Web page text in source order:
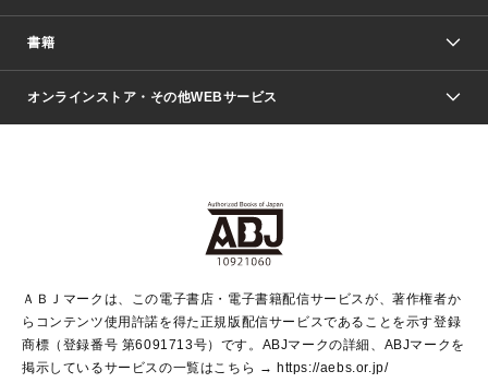
Vジャンプ
ジャンプルーキー！
ジャンプTOON
S-MANGA
週刊ヤングジャンプ
ウルトラジャンプ
少女マンガ
リマコミ＋
マンガMeets
月刊オフィスユー
Seventeen
LEE
Marisol
芸能・情報・スポーツ
パラスポ＋！
書籍
文芸・文庫・総合
青春と読書
アジア人物史
集英社新書
集英社新書プラス
よみタイ
ライトノベル・ノベライズ
集英社Webマガジン Cobalt
集英社オレンジ文庫
シフォン文庫
集英社みらい文庫
S-KIDS.LAND
オンラインストア・その他WEBサービス
SHUEISHA MANGA-ART HERITAGE
HAPPY PLUS STORE
shueisha vox
EDITOR'S LAB
ＡＢＪマークは、この電子書店・電子書籍配信サービスが、著作権者か
らコンテンツ使用許諾を得た正規版配信サービスであることを示す登録
商標（登録番号 第6091713号）です。ABJマークの詳細、ABJマークを
掲示しているサービスの一覧はこちら → https://aebs.or.jp/